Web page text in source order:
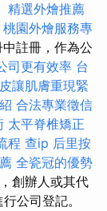
精選外燴推薦
桃園外燴服務專
註冊，作為公
司更有效率 台
讓肌膚重現緊
合法專業徵信
太平脊椎矯正
程 查ip 后里按
全瓷冠的優勢
創辦人或其代
公司登記。